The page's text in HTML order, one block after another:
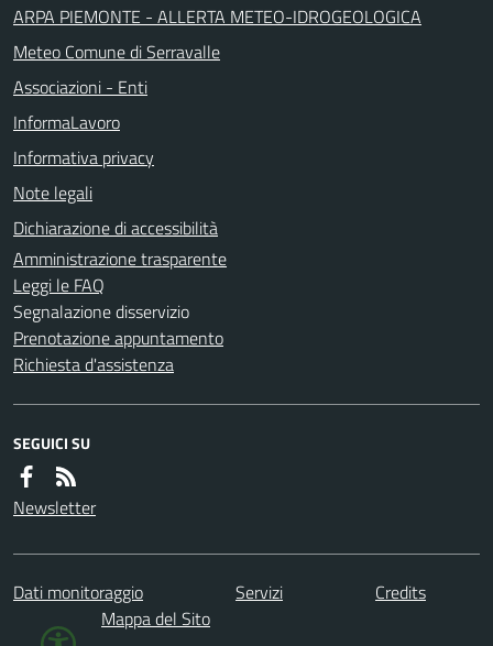
ARPA PIEMONTE - ALLERTA METEO-IDROGEOLOGICA
Meteo Comune di Serravalle
Associazioni - Enti
InformaLavoro
Informativa privacy
Note legali
Dichiarazione di accessibilità
Amministrazione trasparente
Leggi le FAQ
Segnalazione disservizio
Prenotazione appuntamento
Richiesta d'assistenza
SEGUICI SU
Newsletter
Dati monitoraggio Servizi
Credits
Mappa del Sito